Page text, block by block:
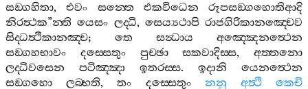
සඞ‍්ගහිතා,එවං සන‍්තෙ එකවිධෙන
රූපසඞ‍්ගහොතිආදි
නිරත්‍ථක”න‍්ති යෙසං ලද‍්ධි, සෙය්‍යථාපි රාජගිරිකානඤ‍්චෙව
සිද‍්ධත්‍ථිකානඤ‍්ච; තෙ සන්‍ධාය
අඤ‍්ඤෙනත්‍ථෙන
සඞ‍්ගහභාවං
දස‍්සෙතුං පුච‍්ඡා සකවාදිස‍්ස, අත‍්තනො
ලද‍්ධිවසෙන
පටිඤ‍්ඤා ඉතරස‍්ස. ඉදානි
යෙනත්‍ථෙන
සඞ‍්ගහො
ලබ‍්භති,තං දස‍්සෙතුං නනු අත්‍ථි
කෙචි